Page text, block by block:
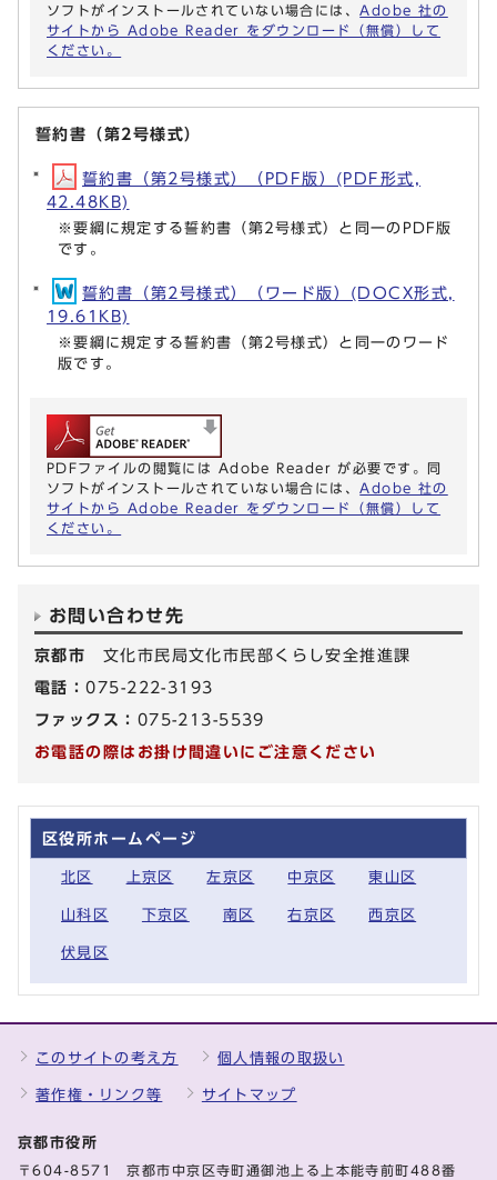
ソフトがインストールされていない場合には、 Adobe 社の
サイトから Adobe Reader をダウンロード（無償）して
ください。
誓約書（第2号様式）
誓約書（第2号様式）（PDF版）(PDF形式,
42.48KB)
※要綱に規定する誓約書（第2号様式）と同一のPDF版
です。
誓約書（第2号様式）（ワード版）(DOCX形式,
19.61KB)
※要綱に規定する誓約書（第2号様式）と同一のワード
版です。
PDFファイルの閲覧には Adobe Reader が必要です。同
ソフトがインストールされていない場合には、 Adobe 社の
サイトから Adobe Reader をダウンロード（無償）して
ください。
お問い合わせ先
京都市 文化市民局文化市民部くらし安全推進課
電話：075-222-3193
ファックス： 075-213-5539
お電話の際はお掛け間違いにご注意ください
区役所ホームページ
北区 上京区 左京区 中京区 東山区
山科区 下京区 南区 右京区 西京区
伏見区
このサイトの考え方 個人情報の取扱い
著作権・リンク等 サイトマップ
京都市役所
〒604-8571 京都市中京区寺町通御池上る上本能寺前町488番